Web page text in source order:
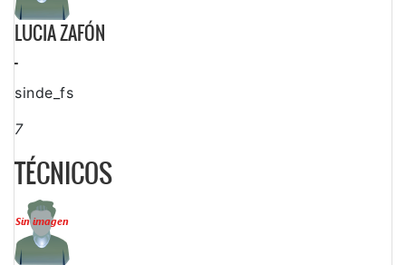
LUCIA ZAFÓN
-
sinde_fs
7
TÉCNICOS